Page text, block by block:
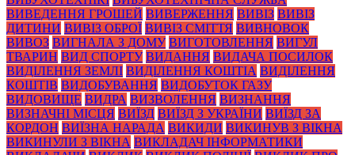
ВИВЕДЕННЯ ГРОШЕЙ ВИВЕРЖЕННЯ ВИВІЗ ВИВІЗ
ДИТИНИ ВИВІЗ ОБРОЇ ВИВІЗ СМІТТЯ ВИВНОВОК
ВИВОЗ ВИГНАЛА З ДОМУ ВИГОТОВЛЕННЯ ВИГУЛ
ТВАРИН ВИД СПОРТУ ВИДАННЯ ВИДАЧА ПОСИЛОК
ВИДІЛЕННЯ ЗЕМЛІ ВИДІЛЕННЯ КОШТІА ВИДІЛЕННЯ
КОШТІВ ВИДОБУВАННЯ ВИДОБУТОК ГАЗУ
ВИДОВИЩЕ ВИДРА ВИЗВОЛЕННЯ ВИЗНАННЯ
ВИЗНАЧНІ МІСЦЯ ВИЇЗД ВИЇЗД З УКРАЇНИ ВИЇЗД ЗА
КОРДОН ВИЇЗНА НАРАДА ВИКИДИ ВИКИНУВ З ВІКНА
ВИКИНУЛИ З ВІКНА ВИКЛАДАЧ ІНФОРМАТИКИ